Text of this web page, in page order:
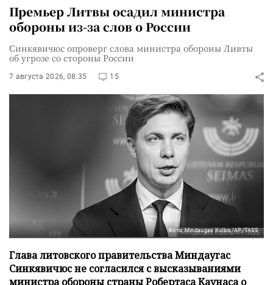
Премьер Литвы осадил министра
обороны из-за слов о России
Синкявичюс опроверг слова министра обороны Ливты
об угрозе со стороны России
7 августа 2026, 08:35 15
Фото: Mindaugas Kulbis/AP/TASS
Глава литовского правительства Миндаугас
Синкявичюс не согласился с высказываниями
министра обороны страны Робертаса Каунаса о